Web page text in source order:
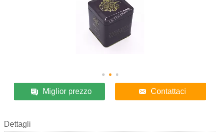
Miglior prezzo Contattaci
Dettagli